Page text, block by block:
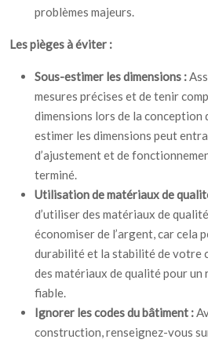
problèmes majeurs.
Les pièges à éviter :
Sous-estimer les dimensions :
mesures précises et de tenir
dimensions lors de la
estimer les dimensions peut
d’ajustement et de
terminé.
Utilisation de matériaux de
d’utiliser des matériaux de
économiser de l’argent, car cela
durabilité et la stabilité de votre
des matériaux de qualité pour
fiable.
Ignorer les codes du bâtiment :
construction, renseignez-vous